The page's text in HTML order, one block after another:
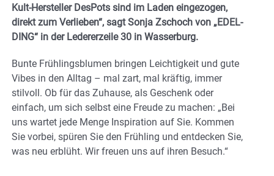
Kult-Hersteller DesPots sind im Laden eingezogen,
direkt zum Verlieben“, sagt Sonja Zschoch von „EDEL-
DING“ in der Ledererzeile 30 in Wasserburg.
Bunte Frühlingsblumen bringen Leichtigkeit und gute
Vibes in den Alltag – mal zart, mal kräftig, immer
stilvoll. Ob für das Zuhause, als Geschenk oder
einfach, um sich selbst eine Freude zu machen: „Bei
uns wartet jede Menge Inspiration auf Sie. Kommen
Sie vorbei, spüren Sie den Frühling und entdecken Sie,
was neu erblüht. Wir freuen uns auf ihren Besuch.“